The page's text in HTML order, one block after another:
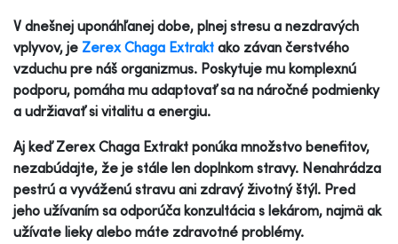
V dnešnej uponáhľanej dobe, plnej stresu a nezdravých
vplyvov, je Zerex Chaga Extrakt ako závan čerstvého
vzduchu pre náš organizmus. Poskytuje mu komplexnú
podporu, pomáha mu adaptovať sa na náročné podmienky
a udržiavať si vitalitu a energiu.
Aj keď Zerex Chaga Extrakt ponúka množstvo benefitov,
nezabúdajte, že je stále len doplnkom stravy. Nenahrádza
pestrú a vyváženú stravu ani zdravý životný štýl. Pred
jeho užívaním sa odporúča konzultácia s lekárom, najmä ak
užívate lieky alebo máte zdravotné problémy.